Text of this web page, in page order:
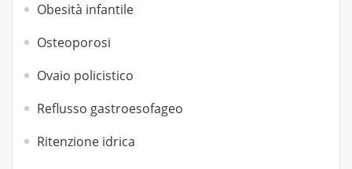
Obesità infantile
Osteoporosi
Ovaio policistico
Reflusso gastroesofageo
Ritenzione idrica